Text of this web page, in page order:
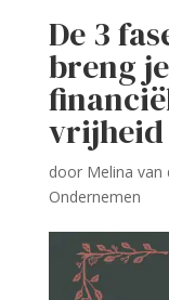
De 3
breng
vrijheid
door Melina van
Ondernemen